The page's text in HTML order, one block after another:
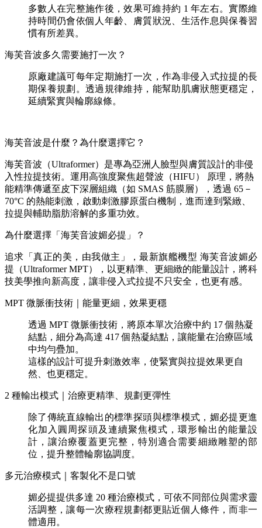
多數人在完整施作後，效果可維持約 1 年左右。實際維
持時間仍會依個人年齡、膚質狀況、生活作息與保養習
慣有所差異。
海芙音波多久需要施打一次？
原廠建議可每年定期施打一次，作為非侵入式拉提的長
期保養規劃。透過規律維持，能幫助肌膚狀態更穩定，
延續緊實與輪廓線條。
海芙音波是什麼？為什麼選擇它？
海芙音波（Ultraformer）是專為亞洲人臉型與膚質設計的非侵
入性拉提技術。運用高強度聚焦超聲波（HIFU） 原理，將熱
能精準傳遞至皮下深層組織（如 SMAS 筋膜層），透過 65－
70°C 的熱能刺激，啟動刺激膠原蛋白機制，進而達到緊緻、
拉提與輔助脂肪溶解的多重功效。
為什麼選擇「海芙音波媚必提」？
追求「真正的美，由我做主」，最新旗艦機型 海芙音波媚必
提（Ultraformer MPT），以更精準、更細緻的能量設計，將科
技美學推向新高度，讓非侵入式拉提不只安全，也更有感。
MPT 微脈衝技術｜能量更細，效果更穩
透過 MPT 微脈衝技術，將原本單次治療中約 17 個熱凝
結點，細分為高達 417 個熱凝結點，讓能量在治療區域
中均勻疊加。
這樣的設計可提升刺激效率，使緊實與拉提效果更自
然、也更穩定。
2 種輸出模式｜治療更精準、規劃更彈性
除了傳統直線輸出的標準探頭與標準模式，媚必提更進
化加入圓周探頭及連續聚焦模式，環形輸出的能量設
計，讓治療覆蓋更完整，特別適合需要細緻雕塑的部
位，提升整體輪廓協調度。
多元治療模式｜客製化不是口號
媚必提提供多達 20 種治療模式，可依不同部位與需求靈
活調整，讓每一次療程規劃都更貼近個人條件，而非一
體適用。